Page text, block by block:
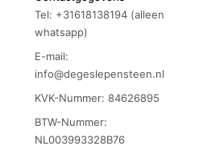
Tel: +31618138194 (alleen
whatsapp)
E-mail:
info@degeslepensteen.nl
KVK-Nummer: 84626895
BTW-Nummer:
NL003993328B76